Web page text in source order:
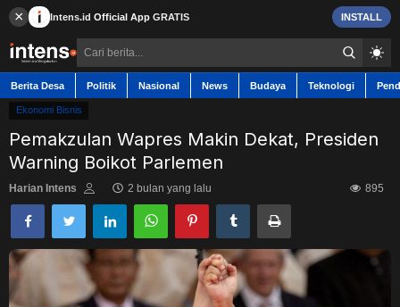
× Intens.id Official App GRATIS INSTALL
Berita Desa Politik Nasional News Budaya Teknologi
Contact
Politik
Ekonomi Bisnis
Pemakzulan Wapres Makin Dekat, Presiden
Warning Boikot Parlemen
Harian Intens 2 bulan yang lalu 895